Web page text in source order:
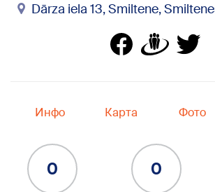
Dārza iela 13, Smiltene,
Инфо Карта Фото
0 0